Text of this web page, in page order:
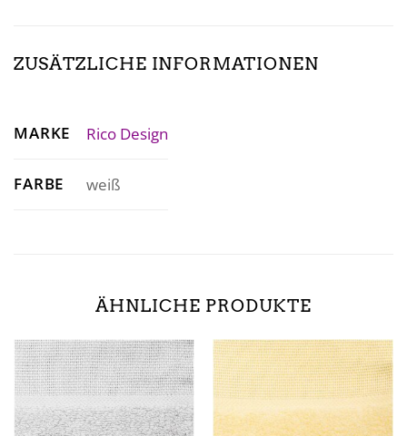
ZUSÄTZLICHE INFORMATIONEN
MARKE Rico Design
FARBE weiß
ÄHNLICHE PRODUKTE